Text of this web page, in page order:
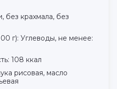
без крахмала, без
г): Углеводы, не менее:
108 ккал
рисовая, масло